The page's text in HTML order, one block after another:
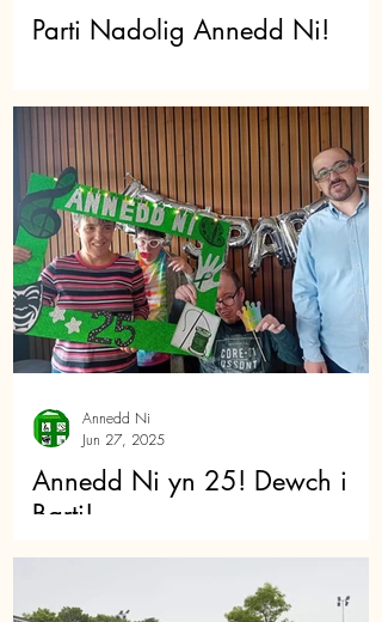
Parti Nadolig Annedd Ni!
Annedd Ni yn 25! Dewch i
Barti!
Annedd Ni
Jun 27, 2025